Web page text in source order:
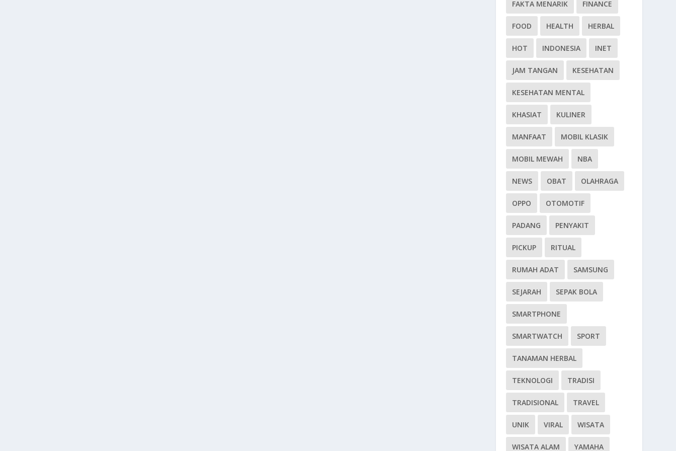
FAKTA MENARIK FINANCE
FOOD HEALTH HERBAL
HOT INDONESIA INET
JAM TANGAN KESEHATAN
KESEHATAN MENTAL
KHASIAT KULINER
MANFAAT MOBIL KLASIK
MOBIL MEWAH NBA
NEWS OBAT OLAHRAGA
OPPO OTOMOTIF
PADANG PENYAKIT
PICKUP RITUAL
RUMAH ADAT SAMSUNG
SEJARAH SEPAK BOLA
SMARTPHONE
SMARTWATCH SPORT
TANAMAN HERBAL
TEKNOLOGI TRADISI
TRADISIONAL TRAVEL
UNIK VIRAL WISATA
WISATA ALAM YAMAHA